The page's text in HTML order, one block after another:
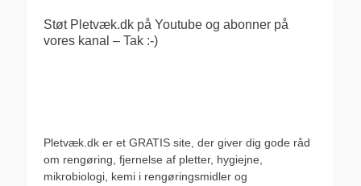
Støt Pletvæk.dk på Youtube og abonner på
vores kanal – Tak :-)
Pletvæk.dk er et GRATIS site, der giver dig gode råd
om rengøring, fjernelse af pletter, hygiejne,
mikrobiologi, kemi i rengøringsmidler og